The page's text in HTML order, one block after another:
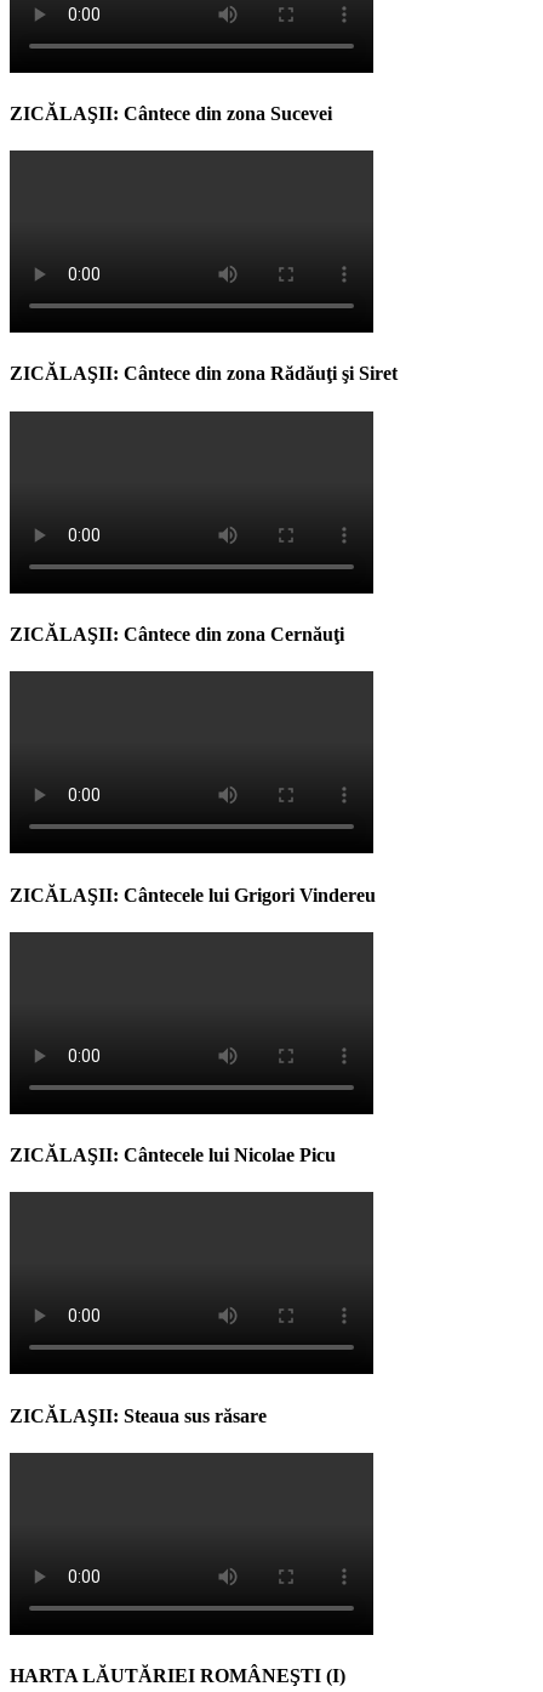
ZICĂLAŞII: Cântece din zona Sucevei
ZICĂLAŞII: Cântece din zona Rădăuţi şi Siret
ZICĂLAŞII: Cântece din zona Cernăuţi
ZICĂLAŞII: Cântecele lui Grigori Vindereu
ZICĂLAŞII: Cântecele lui Nicolae Picu
ZICĂLAŞII: Steaua sus răsare
HARTA LĂUTĂRIEI ROMÂNEŞTI (I)